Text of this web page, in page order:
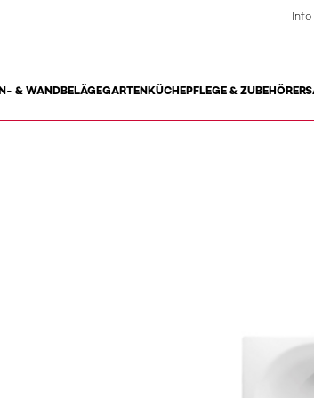
& WANDBELÄGEGARTENKÜCHEPFLEGE & ZUBEHÖR
Info